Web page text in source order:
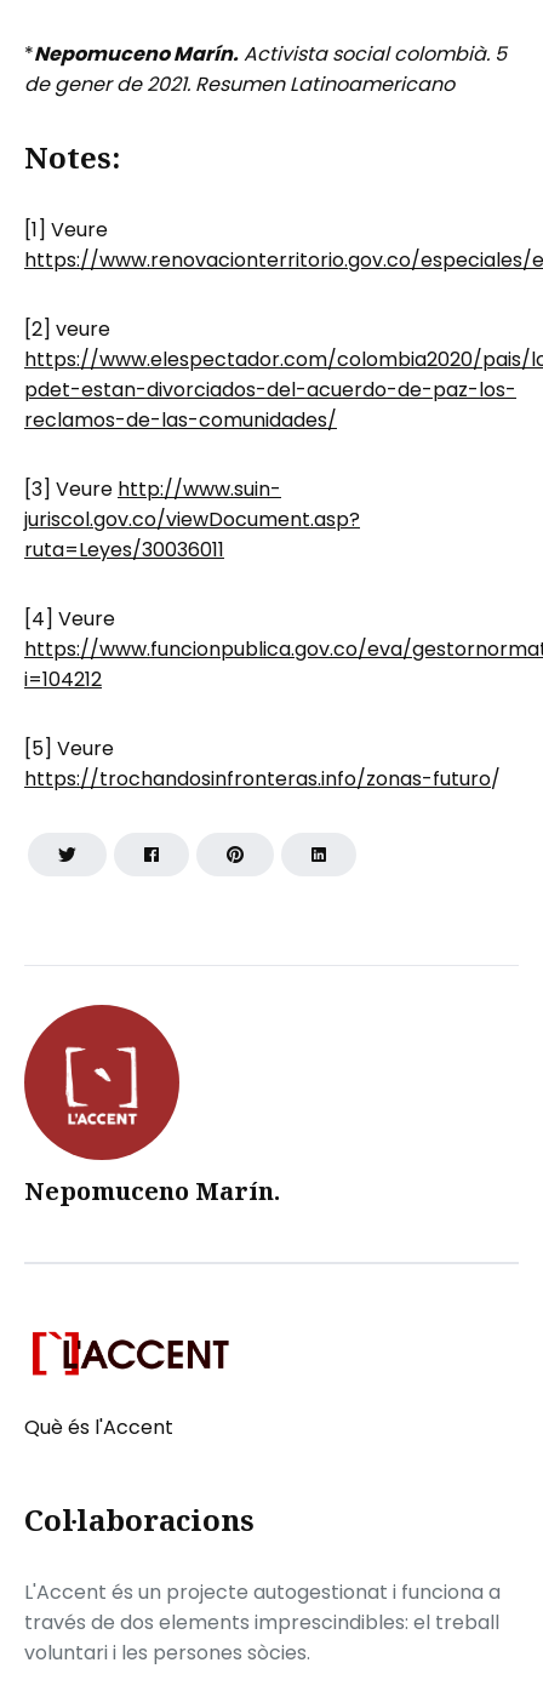
Nepomuceno Marín.
*Nepomuceno Marín.Activista social colombià. 5
de gener de 2021. Resumen Latinoamericano
Notes:
[1] Veure
https://www.renovacionterritorio.gov.co/especiales/
[2] veure
https://www.elespectador.com/colombia2020/pais/
pdet-estan-divorciados-del-acuerdo-de-paz-los-
reclamos-de-las-comunidades/
[3] Veure http://www.suin-
juriscol.gov.co/viewDocument.asp?
ruta=Leyes/30036011
[4] Veure
https://www.funcionpublica.gov.co/eva/
i=104212
[5] Veure
https://trochandosinfronteras.info/zonas-futuro/
Què és l'Accent
Col·laboracions
L'Accent és un projecte autogestionat i funciona a
través de dos elements imprescindibles: el treball
voluntari i les persones sòcies.